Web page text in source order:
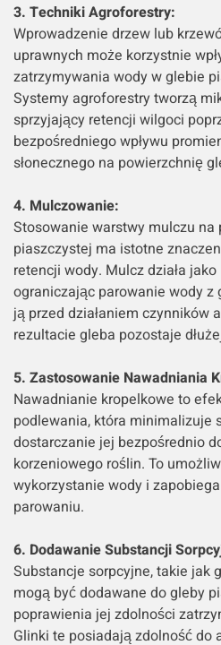
3. Techniki Agroforestry:
Wprowadzenie drzew lub
uprawnych może korzystnie
zatrzymywania wody w glebie
Systemy agroforestry tworzą
sprzyjający retencji wilgoci
bezpośredniego wpływu
słonecznego na powierzchnię
4. Mulczowanie:
Stosowanie warstwy mulczu na
piaszczystej ma istotne
retencji wody. Mulcz działa
ograniczając parowanie wody z
ją przed działaniem czynników
rezultacie gleba pozostaje
5. Zastosowanie Nawadniania
Nawadnianie kropelkowe to
podlewania, która minimalizuje
dostarczanie jej bezpośrednio
korzeniowego roślin. To
wykorzystanie wody i
parowaniu.
6. Dodawanie Substancji
Substancje sorpcyjne, takie jak
mogą być dodawane do gleby
poprawienia jej zdolności
Glinki te posiadają zdolność do